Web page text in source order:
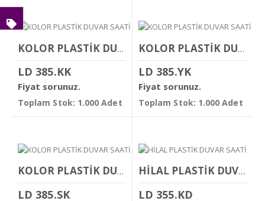
KOLOR PLASTİK DUVAR SAATİ
LD 385.KK
Fiyat sorunuz.
Toplam Stok: 1.000 Adet
KOLOR PLASTİK DUVAR SAATİ
LD 385.YK
Fiyat sorunuz.
Toplam Stok: 1.000 Adet
KOLOR PLASTİK DUVAR SAATİ
LD 385.SK
HİLAL PLASTİK DUVAR SAATİ
LD 355.KD